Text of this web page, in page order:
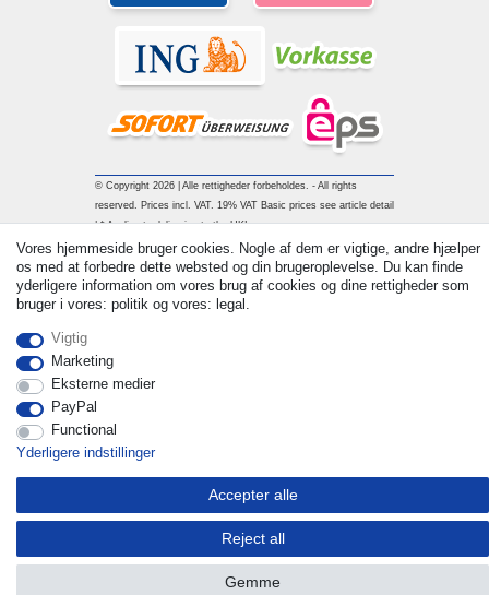
© Copyright 2026 | Alle rettigheder forbeholdes. - All rights
reserved. Prices incl. VAT. 19% VAT Basic prices see article detail
| * Applies to deliveries to the UK!
Vores hjemmeside bruger cookies. Nogle af dem er vigtige, andre hjælper
os med at forbedre dette websted og din brugeroplevelse. Du kan finde
yderligere information om vores brug af cookies og dine rettigheder som
bruger i vores: politik og vores: legal.
Vigtig
Marketing
Eksterne medier
PayPal
Functional
Yderligere indstillinger
Accepter alle
Reject all
Gemme
Withdraw from contract here Kontakt